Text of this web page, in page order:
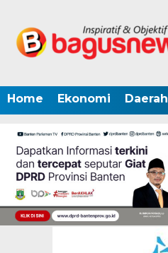
Home Ekonomi Daerah